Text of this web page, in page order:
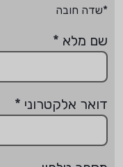
*שדה חובה
שם מלא *
דואר אלקטרוני *